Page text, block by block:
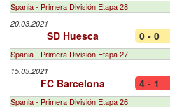
Spania - Primera División Etapa 28
20.03.2021
SD Huesca 0 - 0
Spania - Primera División Etapa 27
15.03.2021
FC Barcelona 4 - 1
Spania - Primera División Etapa 26